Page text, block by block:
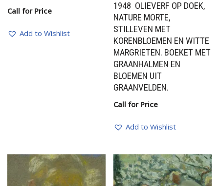
Call for Price
Add to Wishlist
1948 OLIEVERF OP DOEK,
NATURE MORTE,
STILLEVEN MET
KORENBLOEMEN EN WITTE
MARGRIETEN. BOEKET MET
GRAANHALMEN EN
BLOEMEN UIT
GRAANVELDEN.
Call for Price
Add to Wishlist